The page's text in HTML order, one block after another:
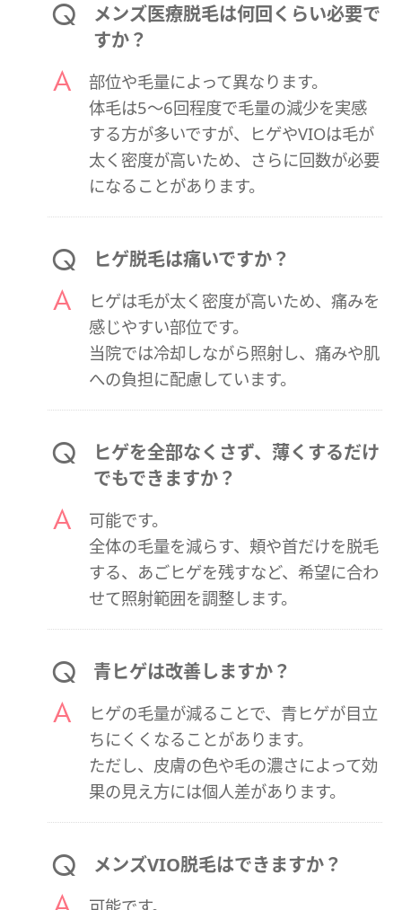
メンズ医療脱毛は何回くらい必要で
すか？
部位や毛量によって異なります。
体毛は5〜6回程度で毛量の減少を実感
する方が多いですが、ヒゲやVIOは毛が
太く密度が高いため、さらに回数が必要
になることがあります。
ヒゲ脱毛は痛いですか？
ヒゲは毛が太く密度が高いため、痛みを
感じやすい部位です。
当院では冷却しながら照射し、痛みや肌
への負担に配慮しています。
ヒゲを全部なくさず、薄くするだけ
でもできますか？
可能です。
全体の毛量を減らす、頬や首だけを脱毛
する、あごヒゲを残すなど、希望に合わ
せて照射範囲を調整します。
青ヒゲは改善しますか？
ヒゲの毛量が減ることで、青ヒゲが目立
ちにくくなることがあります。
ただし、皮膚の色や毛の濃さによって効
果の見え方には個人差があります。
メンズVIO脱毛はできますか？